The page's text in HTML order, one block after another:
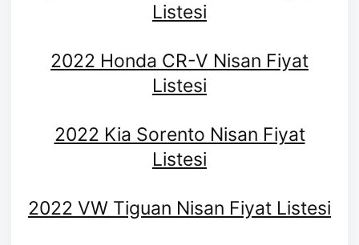
Listesi
2022 Honda CR-V Nisan Fiyat
Listesi
2022 Kia Sorento Nisan Fiyat
Listesi
2022 VW Tiguan Nisan Fiyat Listesi